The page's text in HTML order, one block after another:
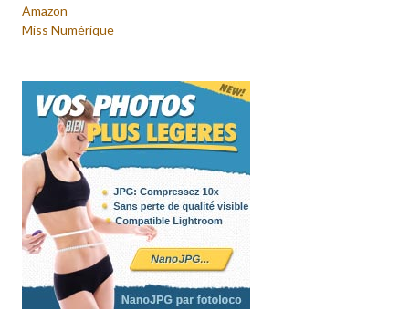
Amazon
Miss Numérique